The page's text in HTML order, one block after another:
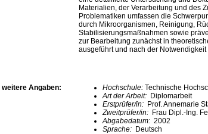
Materialien, der Verarbeitung und des
Problematiken umfassen die
durch Mikroorganismen, Reinigung,
Stabilisierungsmaßnahmen sowie
zur Bearbeitung zunächst in
ausgeführt und nach der
weitere Angaben: Hochschule: Technische
Art der Arbeit: Diplomarbeit
Erstprüfer/in: Prof. Annemarie
Zweitprüfer/in: Frau Dipl.-Ing.
Abgabedatum: 2002
Sprache: Deutsch